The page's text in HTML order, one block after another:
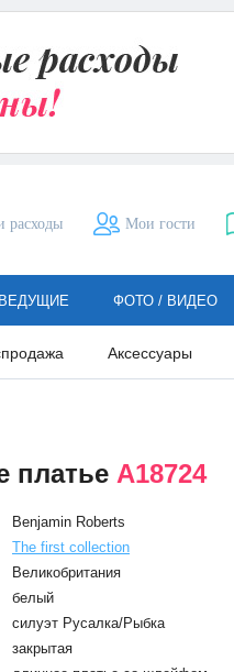
расходы Мои гости
Аксессуары
ВЕДУЩИЕ ФОТО / ВИДЕО
платье A18724
Benjamin Roberts
The first collection
Великобритания
белый
силуэт Русалка/Рыбка
закрытая